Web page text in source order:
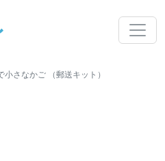
小さなかご （郵送キット）